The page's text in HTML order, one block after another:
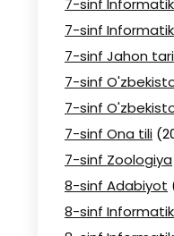
7-sinf
7-sinf
7-sinf Jahon
7-sinf
7-sinf
7-sinf Ona tili
7-sinf Zoologiya
8-sinf Adabiyot
8-sinf